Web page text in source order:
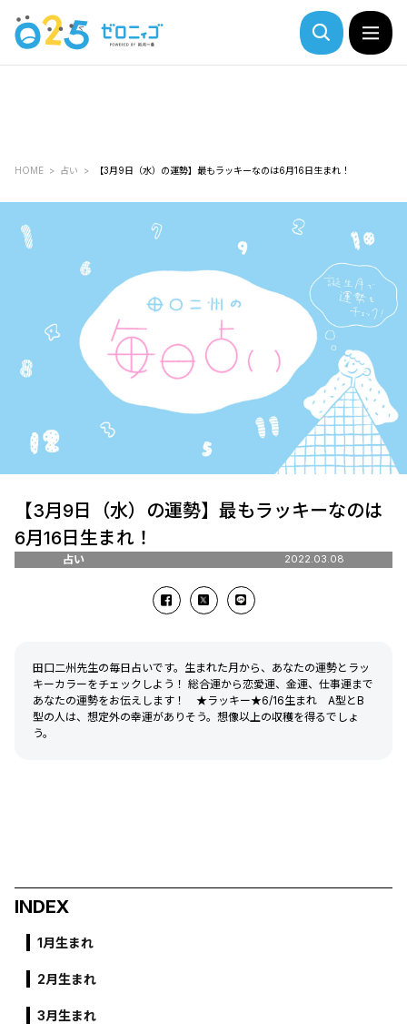
HOME 占い 【3月9日（水）の運勢】最もラッキーなのは6月16日生まれ！
【3月9日（水）の運勢】最もラッキーなのは
6月16日生まれ！
占い 2022.03.08
田口二州先生の毎日占いです。生まれた月から、あなたの運勢とラッ
キーカラーをチェックしよう！ 総合運から恋愛運、金運、仕事運まで
あなたの運勢をお伝えします！ ★ラッキー★6/16生まれ A型とB
型の人は、想定外の幸運がありそう。想像以上の収穫を得るでしょ
う。
INDEX
1月生まれ
2月生まれ
3月生まれ